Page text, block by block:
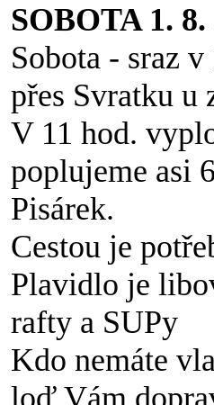
SOBOTA 1.
Sobota - sraz
přes Svratku u
V 11 hod.
poplujeme asi
Pisárek.
Cestou je
Plavidlo je
rafty a SUPy
Kdo nemáte
loď Vám